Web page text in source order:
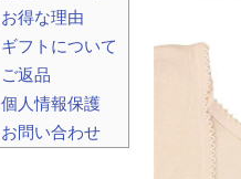
お得な理由
ギフトについて
ご返品
個人情報保護
お問い合わせ